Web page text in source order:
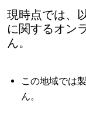
現時点では、
に関するオン
ん。
この地域では
ん。